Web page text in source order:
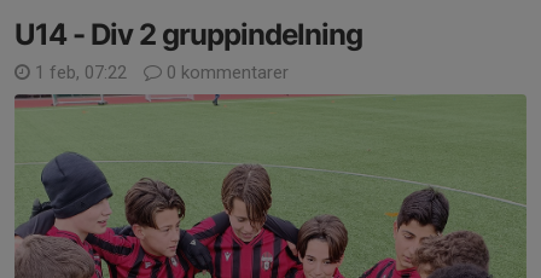
U14 - Div 2 gruppindelning
1 feb, 07:22 0 kommentarer